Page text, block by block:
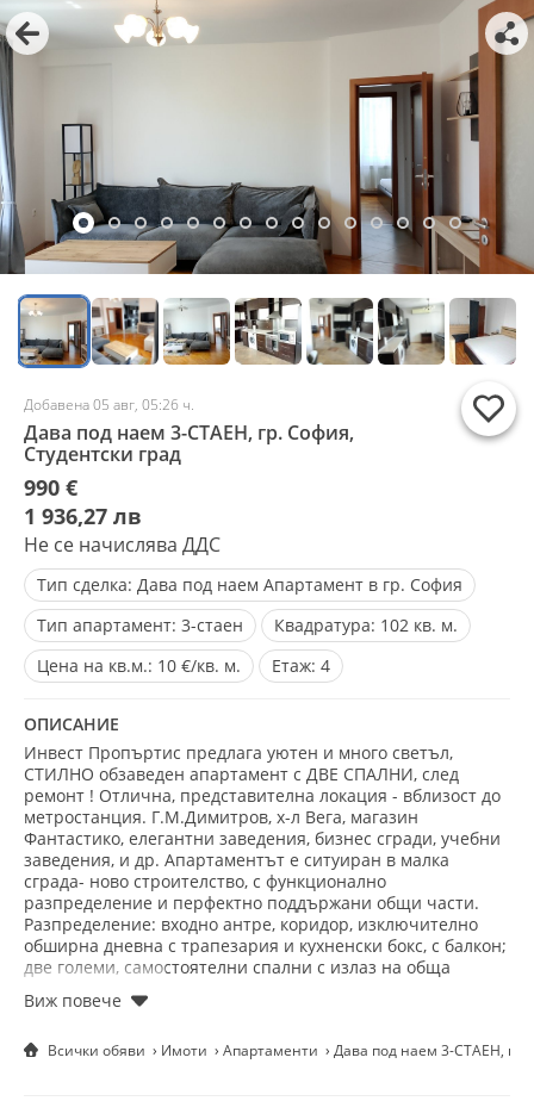
Добавена 05 авг, 05:26 ч.
Дава под наем 3-СТАЕН, гр. София,
Студентски град
990 €
1 936,27 лв
Не се начислява ДДС
Тип сделка: Дава под наем Апартамент в гр. София
Тип апартамент: 3-стаен Квадратура: 102 кв. м.
Цена на кв.м.: 10 €/кв. м. Eтаж: 4
ОПИСАНИЕ
Инвест Пропъртис предлага уютен и много светъл,
СТИЛНО обзаведен апартамент с ДВЕ СПАЛНИ, след
ремонт ! Отлична, представителна локация - вблизост до
метростанция. Г.М.Димитров, х-л Вега, магазин
Фантастико, елегантни заведения, бизнес сгради, учебни
заведения, и др. Апартаментът е ситуиран в малка
сграда- ново строителство, с функционално
разпределение и перфектно поддържани общи части.
Разпределение: входно антре, коридор, изключително
обширна дневна с трапезария и кухненски бокс, с балкон;
две големи, самостоятелни спални с излаз на обща
Апартаментът е прецизно завършен с качествени
мека мебел- разтегателен диван, нова, с оригинален
Всички обяви Имоти Апартаменти Дава под наем 3-СТАЕН, гр.